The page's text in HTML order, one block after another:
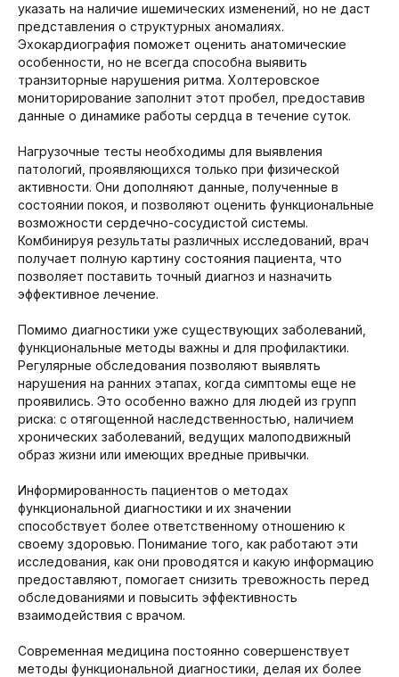
указать на наличие ишемических изменений, но не даст
представления о структурных аномалиях.
Эхокардиография поможет оценить анатомические
особенности, но не всегда способна выявить
транзиторные нарушения ритма. Холтеровское
мониторирование заполнит этот пробел, предоставив
данные о динамике работы сердца в течение суток.
Нагрузочные тесты необходимы для выявления
патологий, проявляющихся только при физической
активности. Они дополняют данные, полученные в
состоянии покоя, и позволяют оценить функциональные
возможности сердечно-сосудистой системы.
Комбинируя результаты различных исследований, врач
получает полную картину состояния пациента, что
позволяет поставить точный диагноз и назначить
эффективное лечение.
Помимо диагностики уже существующих заболеваний,
функциональные методы важны и для профилактики.
Регулярные обследования позволяют выявлять
нарушения на ранних этапах, когда симптомы еще не
проявились. Это особенно важно для людей из групп
риска: с отягощенной наследственностью, наличием
хронических заболеваний, ведущих малоподвижный
образ жизни или имеющих вредные привычки.
Информированность пациентов о методах
функциональной диагностики и их значении
способствует более ответственному отношению к
своему здоровью. Понимание того, как работают эти
исследования, как они проводятся и какую информацию
предоставляют, помогает снизить тревожность перед
обследованиями и повысить эффективность
взаимодействия с врачом.
Современная медицина постоянно совершенствует
методы функциональной диагностики, делая их более